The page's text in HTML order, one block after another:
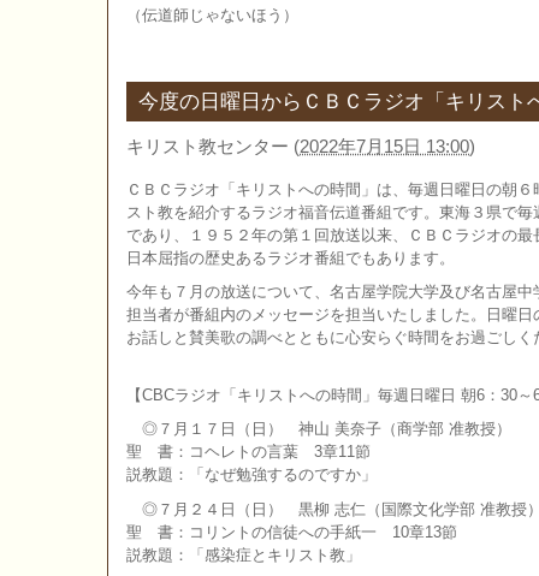
（伝道師じゃないほう）
今度の日曜日からＣＢＣラジオ「キリスト
キリスト教センター (2022年7月15日 13:00)
ＣＢＣラジオ「キリストへの時間」は、毎週日曜日の朝
スト教を紹介するラジオ福音伝道番組です。東海３県で
であり、１９５２年の第１回放送以来、ＣＢＣラジオの
日本屈指の歴史あるラジオ番組でもあります。
今年も７月の放送について、名古屋学院大学及び名古屋
担当者が番組内のメッセージを担当いたしました。日曜
お話しと賛美歌の調べとともに心安らぐ時間をお過ごしく
【CBCラジオ「キリストへの時間」毎週日曜日 朝6：30～
◎７月１７日（日） 神山 美奈子（商学部 准教授）
聖 書：コヘレトの言葉 3章11節
説教題：「なぜ勉強するのですか」
◎７月２４日（日） 黒柳 志仁（国際文化学部 准教授
聖 書：コリントの信徒への手紙一 10章13節
説教題：「感染症とキリスト教」